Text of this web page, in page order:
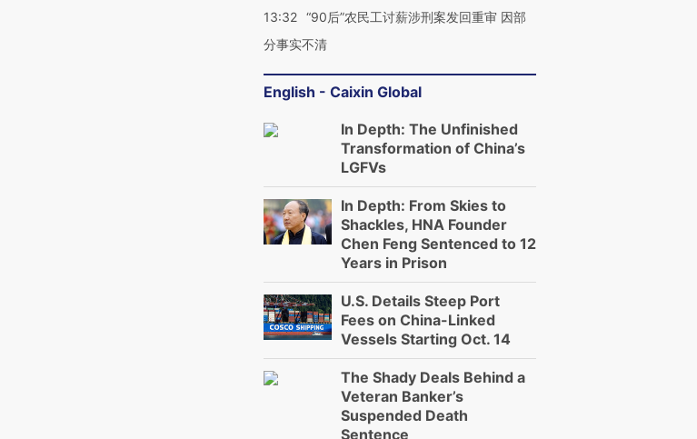
13:32 “90后”农民工讨薪涉刑案发回重审 因部
分事实不清
English - Caixin Global
In Depth: The Unfinished
Transformation of China’s
LGFVs
In Depth: From Skies to
Shackles, HNA Founder
Chen Feng Sentenced to 12
Years in Prison
U.S. Details Steep Port
Fees on China-Linked
Vessels Starting Oct. 14
The Shady Deals Behind a
Veteran Banker’s
Suspended Death
Sentence